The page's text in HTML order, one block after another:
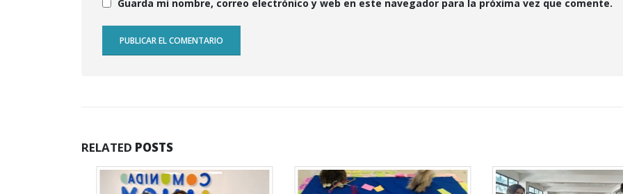
Guarda mi nombre, correo electrónico y web en este navegador para la próxima vez que comente.
RELATED POSTS